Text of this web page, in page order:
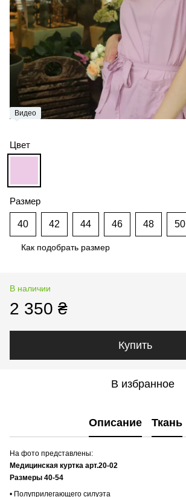
Видео
Цвет
Размер
40 42 44 46 48 50
Как подобрать размер
В наличии
2 350 ₴
Купить
В избранное
Описание Ткань
На фото представлены:
Медицинская куртка арт.20-02
Размеры 40-54
• Полуприлегающего силуэта